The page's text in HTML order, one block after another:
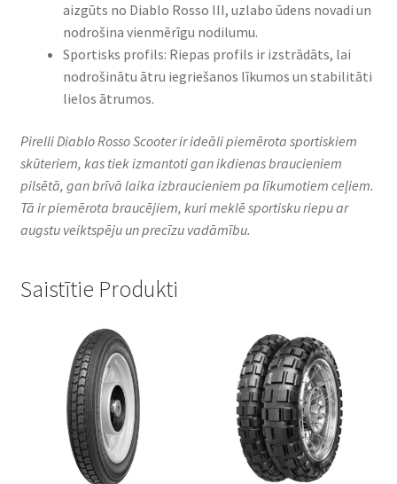
aizgūts no Diablo Rosso III, uzlabo ūdens novadi un
nodrošina vienmērīgu nodilumu.
Sportisks profils: Riepas profils ir izstrādāts, lai
nodrošinātu ātru iegriešanos līkumos un stabilitāti
lielos ātrumos.
Pirelli Diablo Rosso Scooter ir ideāli piemērota sportiskiem
skūteriem, kas tiek izmantoti gan ikdienas braucieniem
pilsētā, gan brīvā laika izbraucieniem pa līkumotiem ceļiem.
Tā ir piemērota braucējiem, kuri meklē sportisku riepu ar
augstu veiktspēju un precīzu vadāmību.
Saistītie Produkti